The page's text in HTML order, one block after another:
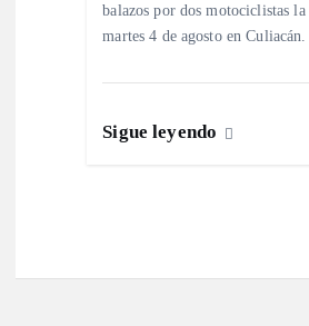
balazos por dos motociclistas
martes 4 de agosto en Culiacán.
Sigue leyendo